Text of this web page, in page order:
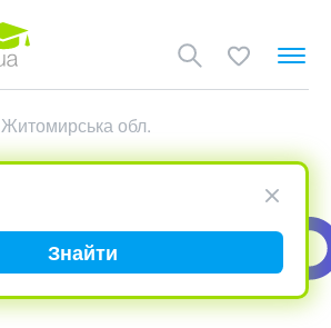
Житомирська обл.
Знайти